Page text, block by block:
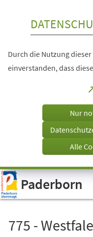
Visuelle
Assistenzsoftware
öffnen.
Durch die Nutzung
einverstanden, dass
Nur
Alle
Paderborn
775 -